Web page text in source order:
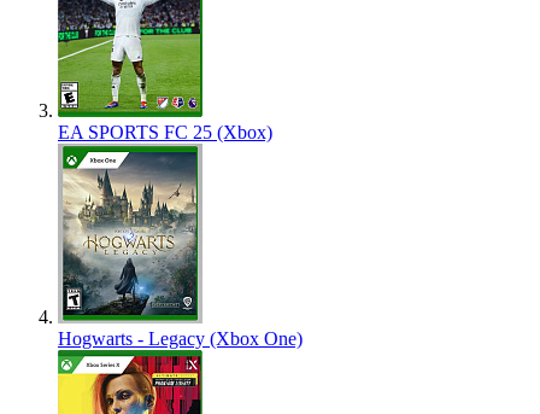
EA SPORTS FC 25 (Xbox)
Hogwarts - Legacy (Xbox One)